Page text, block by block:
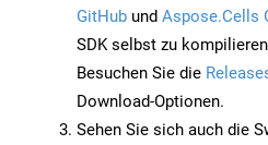
GitHub und Aspose.Cells
SDK selbst zu
Besuchen Sie die
Download-Optionen.
Sehen Sie sich auch die